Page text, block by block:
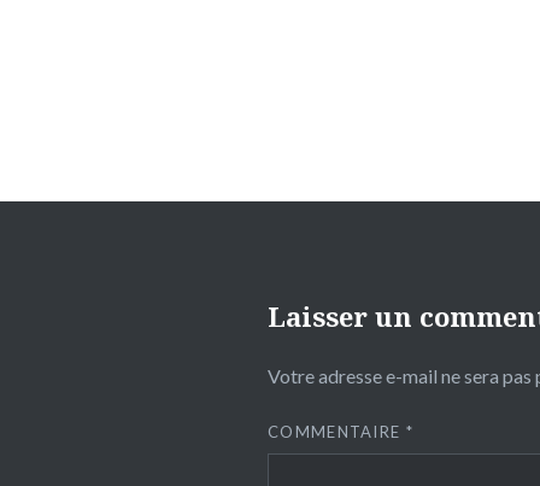
Laisser un
Votre adresse e-mail ne sera pas
COMMENTAIRE *